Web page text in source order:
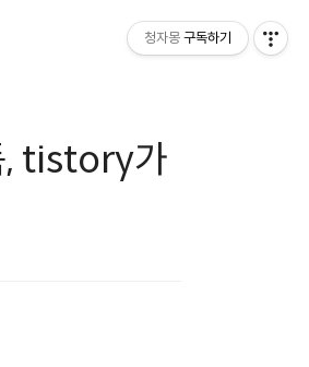
, tistory가
청자몽 구독하기